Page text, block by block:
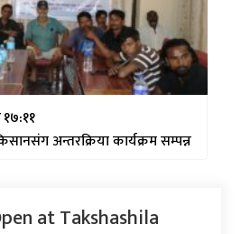
अन्तरक्रिया कार्यक्रम सम्पन्न
at Takshashila